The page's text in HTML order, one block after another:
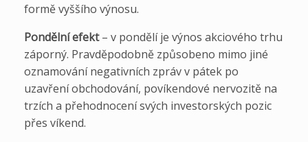
formě vyššího výnosu.
Pondělní efekt– v pondělí je výnos akciového trhu
záporný. Pravděpodobně způsobeno mimo jiné
oznamování negativních zpráv v pátek po
uzavření obchodování, povíkendové nervozitě na
trzích a přehodnocení svých investorských pozic
přes víkend.